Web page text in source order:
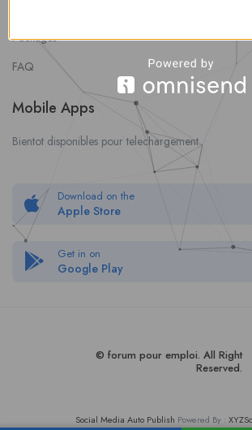
Packages
FAQ
Mobile Apps
Bientot disponibles pour telechargement
Download on the
Apple Store
Get in on
Google Play
© forum pour emploi. All Right
Reserved.
Social Media Auto Publish Powered By :